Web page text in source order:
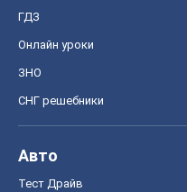
ГДЗ
Онлайн уроки
ЗНО
СНГ решебники
Авто
Тест Драйв